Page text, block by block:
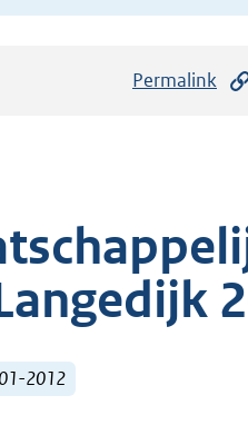
Permalink
2012